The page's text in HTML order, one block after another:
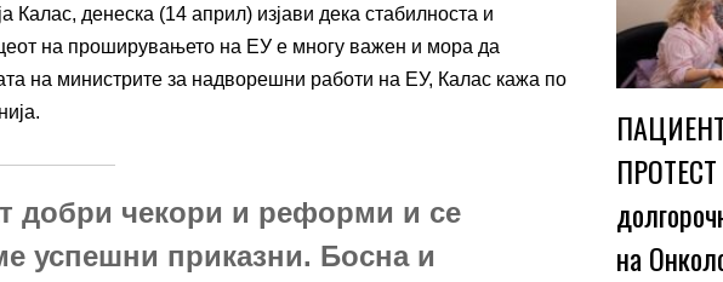
денеска (14 април) изјави дека стабилноста и
на проширувањето на ЕУ е многу важен и мора да
на министрите за надворешни работи на ЕУ, Калас кажа по
добри чекори и реформи и се
успешни приказни. Босна и
ПРОТЕСТ
на